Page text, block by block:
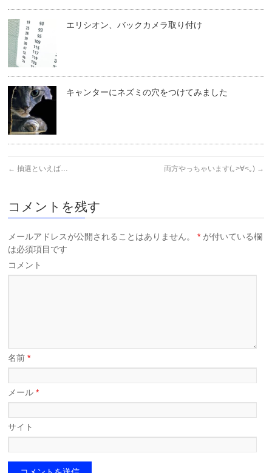
エリシオン、バックカメラ取り付け
キャンターにネズミの穴をつけてみました
← 抽選といえば… 両方やっちゃいます(｡>∀<｡) →
コメントを残す
メールアドレスが公開されることはありません。 * が付いている欄
は必須項目です
コメント
名前*
メール*
サイト